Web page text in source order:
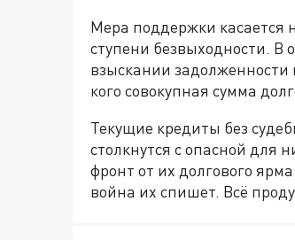
Мера поддержки касается
ступени безвыходности. В
взыскании
кого совокупная сумма
Текущие кредиты без
столкнутся с опасной для
фронт от их долгового
война их спишет. Всё